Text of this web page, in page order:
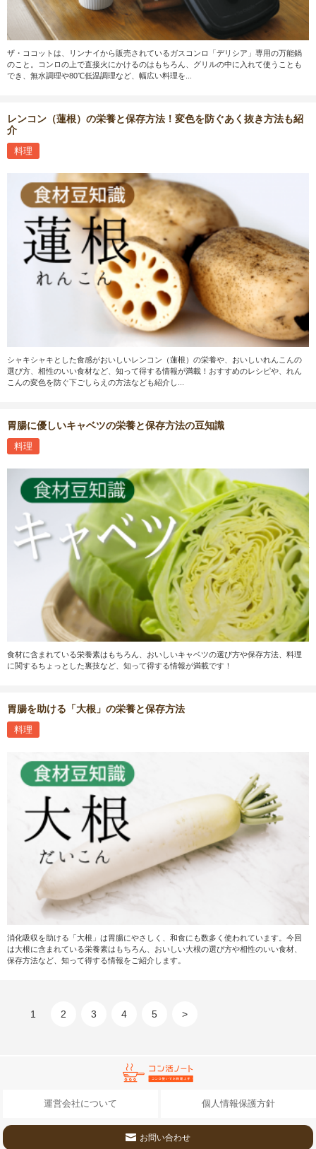
ザ・ココットは、リンナイから販売されているガスコンロ「デリシア」専用の万能鍋
のこと。コンロの上で直接火にかけるのはもちろん、グリルの中に入れて使うことも
でき、無水調理や80℃低温調理など、幅広い料理を...
レンコン（蓮根）の栄養と保存方法！変色を防ぐあく抜き方法も紹
介
料理
シャキシャキとした食感がおいしいレンコン（蓮根）の栄養や、おいしいれんこんの
選び方、相性のいい食材など、知って得する情報が満載！おすすめのレシピや、れん
こんの変色を防ぐ下ごしらえの方法なども紹介し...
胃腸に優しいキャベツの栄養と保存方法の豆知識
料理
食材に含まれている栄養素はもちろん、おいしいキャベツの選び方や保存方法、料理
に関するちょっとした裏技など、知って得する情報が満載です！
胃腸を助ける「大根」の栄養と保存方法
料理
消化吸収を助ける「大根」は胃腸にやさしく、和食にも数多く使われています。今回
は大根に含まれている栄養素はもちろん、おいしい大根の選び方や相性のいい食材、
保存方法など、知って得する情報をご紹介します。
1 2 3 4 5 >
運営会社について 個人情報保護方針
お問い合わせ